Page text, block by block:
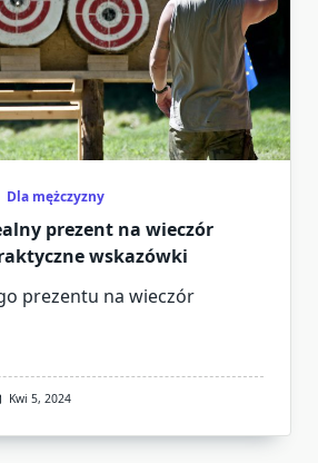
Dla mężczyzny
prezent na wieczór
wskazówki
prezentu na wieczór
Kwi 5, 2024